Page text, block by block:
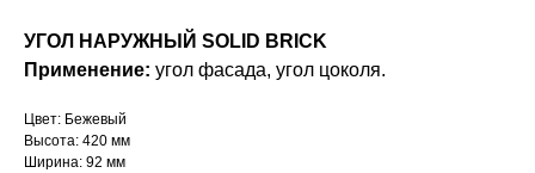
УГОЛ НАРУЖНЫЙ SOLID BRICK
Применение: угол фасада, угол цоколя.
Цвет: Бежевый
Высота: 420 мм
Ширина: 92 мм